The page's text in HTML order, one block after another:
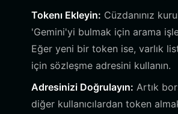
Tokenı Ekleyin: Cüzdanınız
'Gemini'yi bulmak için arama
Eğer yeni bir token ise, varlık
için sözleşme adresini kullanın.
Adresinizi Doğrulayın: Artık
diğer kullanıcılardan token